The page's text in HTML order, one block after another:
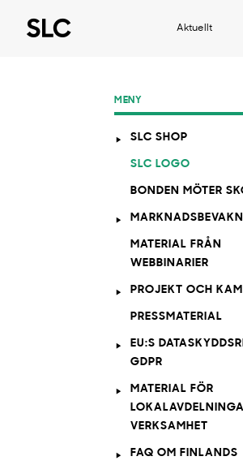
Aktuellt
MENY
SLC SHOP
SLC LOGO
BONDEN MÖTER
MATERIAL FRÅN
WEBBINARIER
PROJEKT OCH
PRESSMATERIAL
EU:S
GDPR
MATERIAL FÖR
VERKSAMHET
FAQ OM FINLANDS